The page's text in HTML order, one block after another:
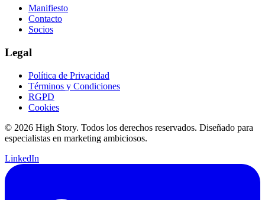
Manifiesto
Contacto
Socios
Legal
Política de Privacidad
Términos y Condiciones
RGPD
Cookies
© 2026 High Story. Todos los derechos reservados. Diseñado para
especialistas en marketing ambiciosos.
LinkedIn